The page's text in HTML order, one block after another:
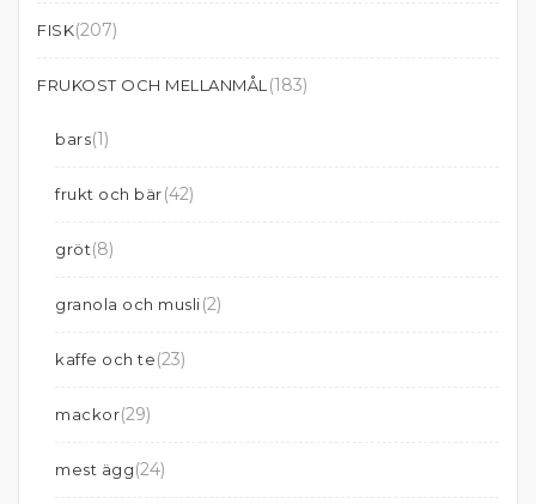
FISK(207)
FRUKOST OCH MELLANMÅL (183)
bars(1)
frukt och bär(42)
gröt(8)
granola och musli(2)
kaffe och te(23)
mackor(29)
mest ägg(24)